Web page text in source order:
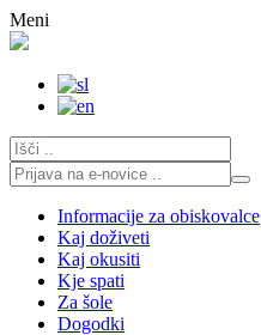
Skoči
na
Meni
Informacije za obiskovalce
Kaj doživeti
Kaj okusiti
Kje spati
Za šole
Dogodki